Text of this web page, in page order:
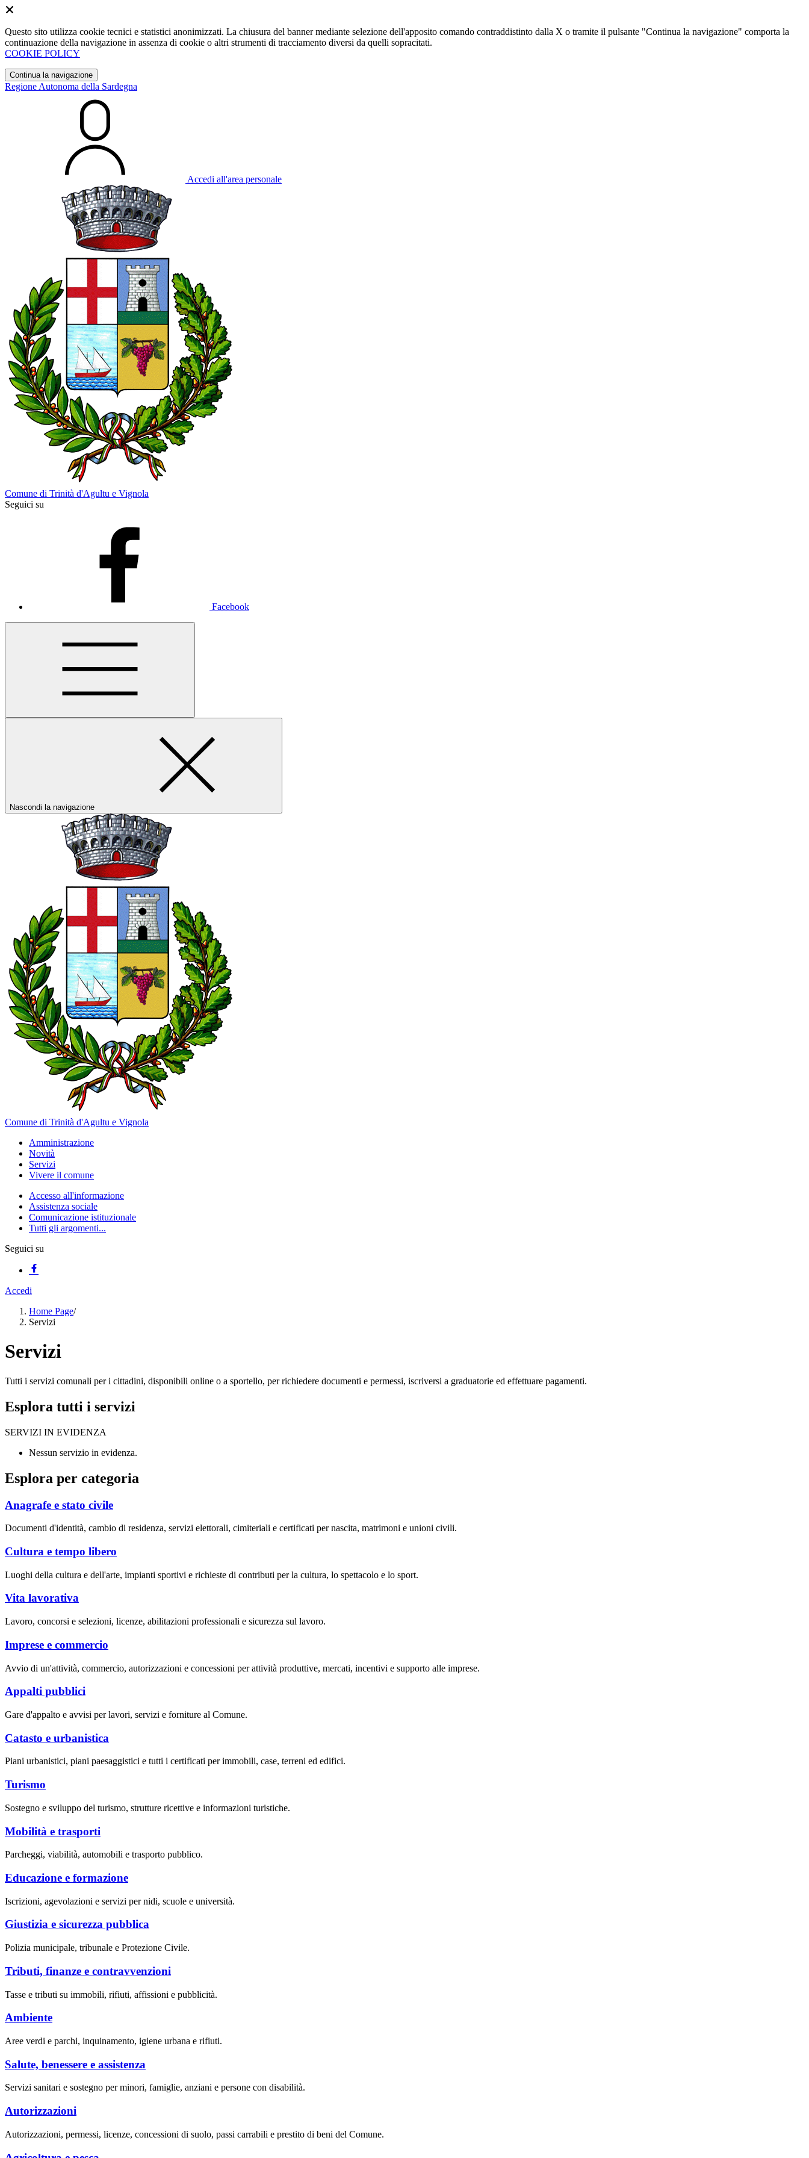
Questo sito utilizza cookie tecnici e statistici anonimizzati. La chiusura del banner mediante selezione dell'apposito comando contraddistinto dalla X o tramite il pulsante "Continua la navigazione" comporta la
continuazione della navigazione in assenza di cookie o altri strumenti di tracciamento diversi da quelli sopracitati.
COOKIE POLICY
Continua la navigazione
Regione Autonoma della Sardegna
Accedi all'area personale
Comune di Trinità d'Agultu e Vignola
Seguici su
Facebook
Nascondi la navigazione
Comune di Trinità d'Agultu e Vignola
Amministrazione
Novità
Servizi
Vivere il comune
Accesso all'informazione
Assistenza sociale
Comunicazione istituzionale
Tutti gli argomenti...
Seguici su
Accedi
Home Page/
Servizi
Servizi
Tutti i servizi comunali per i cittadini, disponibili online o a sportello, per richiedere documenti e permessi, iscriversi a graduatorie ed effettuare pagamenti.
Esplora tutti i servizi
SERVIZI IN EVIDENZA
Nessun servizio in evidenza.
Esplora per categoria
Anagrafe e stato civile
Documenti d'identità, cambio di residenza, servizi elettorali, cimiteriali e certificati per nascita, matrimoni e unioni civili.
Cultura e tempo libero
Luoghi della cultura e dell'arte, impianti sportivi e richieste di contributi per la cultura, lo spettacolo e lo sport.
Vita lavorativa
Lavoro, concorsi e selezioni, licenze, abilitazioni professionali e sicurezza sul lavoro.
Imprese e commercio
Avvio di un'attività, commercio, autorizzazioni e concessioni per attività produttive, mercati, incentivi e supporto alle imprese.
Appalti pubblici
Gare d'appalto e avvisi per lavori, servizi e forniture al Comune.
Catasto e urbanistica
Piani urbanistici, piani paesaggistici e tutti i certificati per immobili, case, terreni ed edifici.
Turismo
Sostegno e sviluppo del turismo, strutture ricettive e informazioni turistiche.
Mobilità e trasporti
Parcheggi, viabilità, automobili e trasporto pubblico.
Educazione e formazione
Iscrizioni, agevolazioni e servizi per nidi, scuole e università.
Giustizia e sicurezza pubblica
Polizia municipale, tribunale e Protezione Civile.
Tributi, finanze e contravvenzioni
Tasse e tributi su immobili, rifiuti, affissioni e pubblicità.
Ambiente
Aree verdi e parchi, inquinamento, igiene urbana e rifiuti.
Salute, benessere e assistenza
Servizi sanitari e sostegno per minori, famiglie, anziani e persone con disabilità.
Autorizzazioni
Autorizzazioni, permessi, licenze, concessioni di suolo, passi carrabili e prestito di beni del Comune.